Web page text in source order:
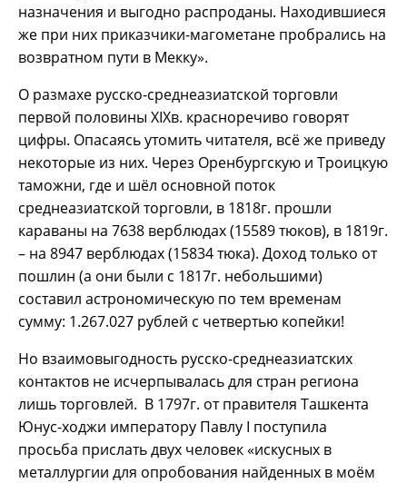
назначения и выгодно распроданы. Находившиеся
же при них приказчики-магометане пробрались на
возвратном пути в Мекку».
О размахе русско-среднеазиатской торговли
первой половины XIXв. красноречиво говорят
цифры. Опасаясь утомить читателя, всё же приведу
некоторые из них. Через Оренбургскую и Троицкую
таможни, где и шёл основной поток
среднеазиатской торговли, в 1818г. прошли
караваны на 7638 верблюдах (15589 тюков), в 1819г.
– на 8947 верблюдах (15834 тюка). Доход только от
пошлин (а они были с 1817г. небольшими)
составил астрономическую по тем временам
сумму: 1.267.027 рублей с четвертью копейки!
Но взаимовыгодность русско-среднеазиатских
контактов не исчерпывалась для стран региона
лишь торговлей. В 1797г. от правителя Ташкента
Юнус-ходжи императору Павлу I поступила
просьба прислать двух человек «искусных в
металлургии для опробования найденных в моём